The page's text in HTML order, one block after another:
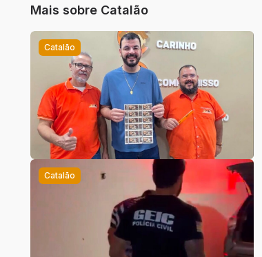
também no marketing.
Mais sobre Catalão
Catalão
Catalão